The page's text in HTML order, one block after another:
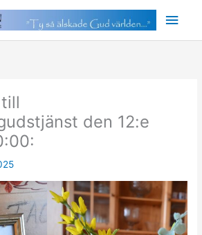
den 12:e